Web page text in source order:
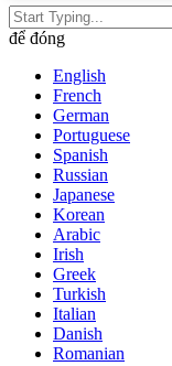
để đóng
English
French
German
Portuguese
Spanish
Russian
Japanese
Korean
Arabic
Irish
Greek
Turkish
Italian
Danish
Romanian